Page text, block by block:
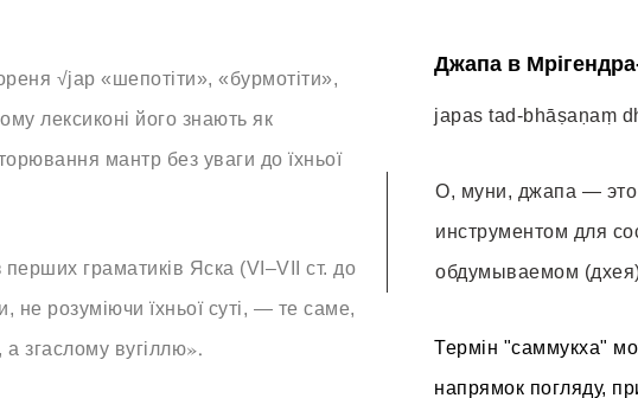
√jap «шепотіти», «бурмотіти»,
лексиконі його знають як
мантр без уваги до їхньої
граматиків Яска (VI–VII ст. до
розуміючи їхньої суті, — те саме,
згаслому вугіллю».
Джапа в
japas tad-bhāṣaṇaṃ
О, муни, джапа —
инструментом для
обдумываемом
Термін "саммукха"
напрямок погляду,